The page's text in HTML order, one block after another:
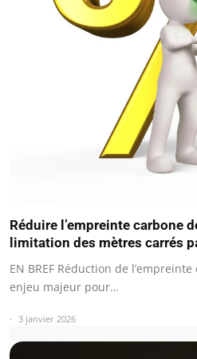
Réduire l’empreinte carbone
limitation des mètres carrés
EN BREF Réduction de
enjeu majeur pour…
3 janvier 2026